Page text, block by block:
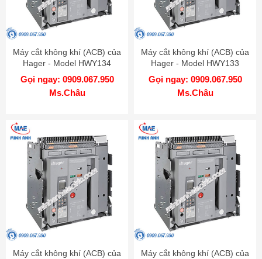
Máy cắt không khí (ACB) của
Hager - Model HWY134
Gọi ngay: 0909.067.950
Ms.Châu
Máy cắt không khí (ACB) của
Hager - Model HWY133
Gọi ngay: 0909.067.950
Ms.Châu
Máy cắt không khí (ACB) của
Máy cắt không khí (ACB) của